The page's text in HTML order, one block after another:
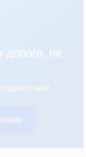
дороге, не
о ней!